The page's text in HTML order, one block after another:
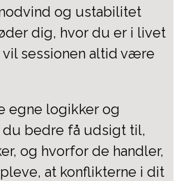
og ustabilitet
dig, hvor du er i livet
sessionen altid være
egne logikker og
du bedre få udsigt til,
og hvorfor de handler,
at konflikterne i dit